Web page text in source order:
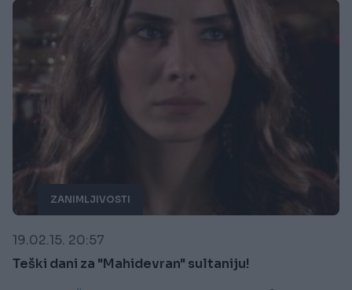
ZANIMLJIVOSTI
19.02.15. 20:57
Teški dani za "Mahidevran" sultaniju!